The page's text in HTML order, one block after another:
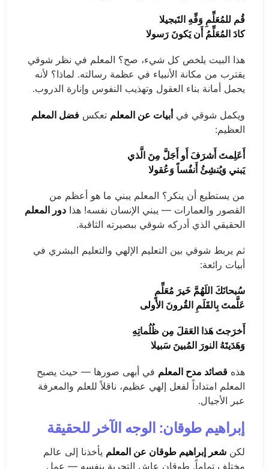
قُم للمُعَلِّمِ وَفِّهِ التَبجيلا
كادَ المُعَلِّمُ أَن يَكونَ رَسولا
هذا البيت يلخص كل شيء، صح؟ المعلم في نظر شوقي
يقترب من مكانة الأنبياء في عظمة رسالته. لماذا؟ لأنه
يحمل أمانة بناء العقول وتهذيب النفوس وإنارة الدروب.
ويكمل شوقي فيأبيات عن المعلم تعكس فضل المعلم
العظيم:
أَعَلِمتَ أَشرَفَ أَو أَجَلَّ مِنَ الَّذي
يَبني وَيُنشِئُ أَنفُساً وَعُقولا
من يستطيع أن ينكر؟ المعلم يبني ما هو أعظم من
القصور والعمارات — يبني الإنسان نفسه! هذا دور المعلم
الحقيقي الذي أدركه شوقي ببصيرته الثاقبة.
ثم يربط شوقي بين التعليم الإلهي والتعليم البشري في
أبيات رائعة:
سُبحانَكَ اللَهُمَّ خَيرَ مُعَلِّمٍ
عَلَّمتَ بِالقَلَمِ القُرونَ الأولى
أَخرَجتَ هَذا العَقلَ مِن ظُلُماتِهِ
وَهَدَيتَهُ النورَ المُبينَ سَبيلا
هذه قصائد مدح المعلم في أبهى صورها — حيث يصبح
المعلم امتداداً لفعل إلهي عظيم، ناقلاً للعلم والمعرفة
عبر الأجيال.
إبراهيم طوقان: الوجه الآخر للحقيقة
لكن شعر إبراهيم طوقان عن المعلم يأخذنا إلى عالم
مختلف تماماً. طوقان عاش التجربة بنفسه — عمل